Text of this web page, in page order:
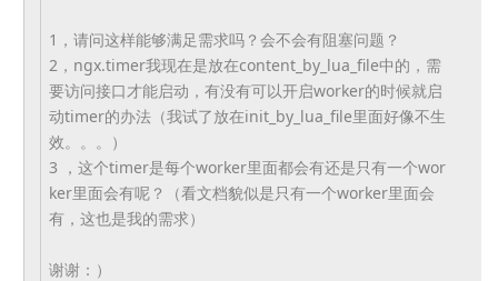
1，请问这样能够满足需求吗？会不会有阻塞问题？
2，ngx.timer我现在是放在content_by_ lua_file中的，需
要访问接口才能启动， 有没有可以开启worker的时候就启
动timer的办法（我试了放在init_by_lua_file里面好像不生
效。。 。）
3 ， 这个timer是每个worker里面都会有还是只有一个wor
ker里面会有呢？（看文档貌似是只有一个worker里面会
有，这也是我的需求）
谢谢：）